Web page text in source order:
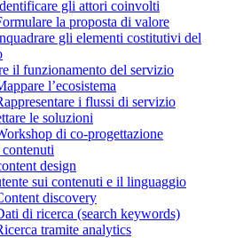
gli attori coinvolti
la proposta di valore
gli elementi costitutivi del
il funzionamento del servizio
l’ecosistema
i flussi di servizio
le soluzioni
di co-progettazione
design
sui contenuti e il linguaggio
discovery
di ricerca (search keywords)
tramite analytics